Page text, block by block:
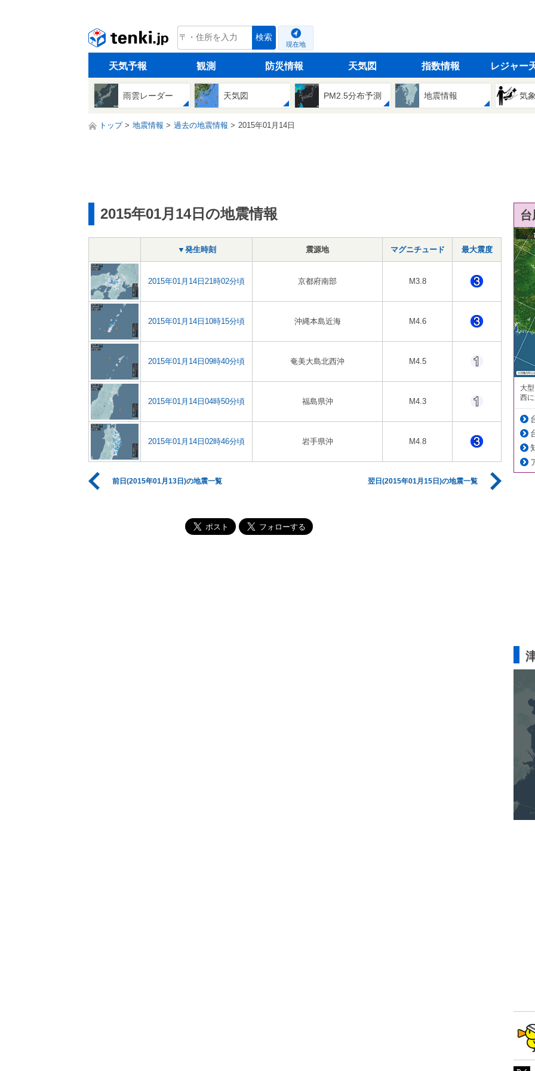
tenki.jp 検索
現在地
天気予報 観測 防災情報 天気図 指数情報 レジャー
雨雲レーダー 天気図 PM2.5分布予測 地震情報 気
トップ 地震情報 過去の地震情報 2015年01月14日
2015年01月14日の地震情報
▼発生時刻 震源地 マグニチュード 最大震度
2015年01月14日21時02分頃 京都府南部 M3.8
2015年01月14日10時15分頃 沖縄本島近海 M4.6
2015年01月14日09時40分頃 奄美大島北西沖 M4.5
2015年01月14日04時50分頃 福島県沖 M4.3
2015年01月14日02時46分頃 岩手県沖 M4.8
前日(2015年01月13日)の地震一覧 翌日(2015年01月15日)の地震一覧
大
西